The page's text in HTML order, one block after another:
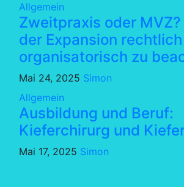
Allgemein
Zweitpraxis oder MVZ?
der Expansion
organisatorisch zu
Mai 24, 2025 Simon
Allgemein
Ausbildung und Beruf:
Kieferchirurg und
Mai 17, 2025 Simon